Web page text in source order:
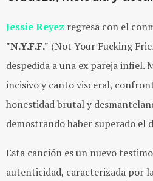
Jessie Reyez regresa con el
"N.Y.F.F." (Not Your Fucking
despedida a una ex pareja infiel.
incisivo y canto visceral,
honestidad brutal y
demostrando haber superado el
Esta canción es un nuevo
autenticidad, caracterizada por